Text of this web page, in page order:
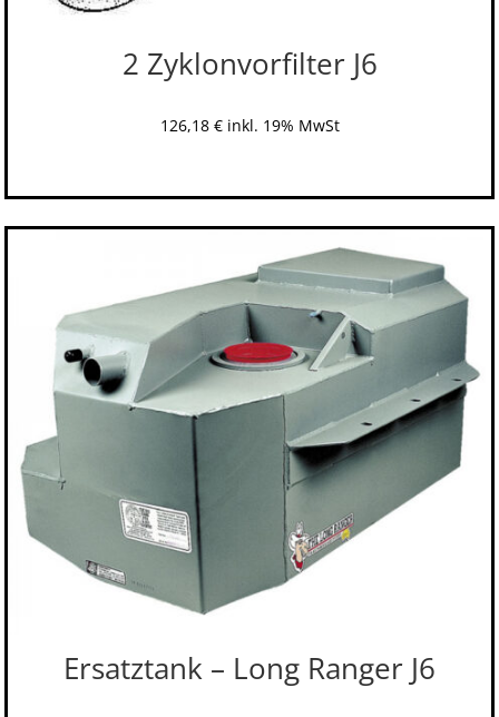
2 Zyklonvorfilter J6
126,18 € inkl. 19% MwSt
Ersatztank – Long Ranger J6